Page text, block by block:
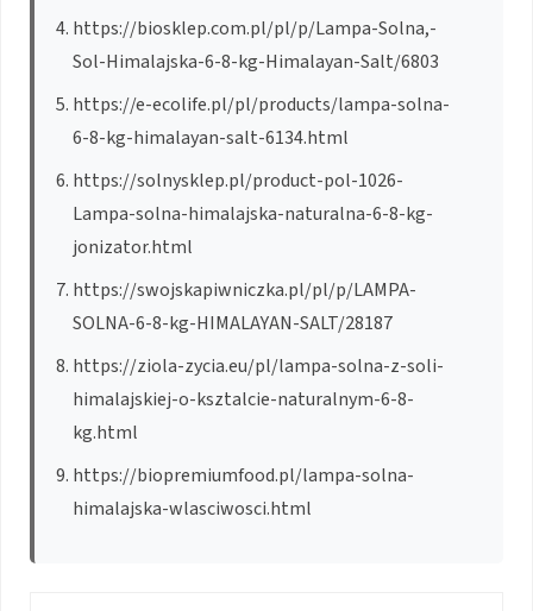
https://biosklep.com.pl/pl/p/Lampa-Solna,-
Sol-Himalajska-6-8-kg-Himalayan-Salt/6803
https://e-ecolife.pl/pl/products/lampa-solna-
6-8-kg-himalayan-salt-6134.html
https://solnysklep.pl/product-pol-1026-
Lampa-solna-himalajska-naturalna-6-8-kg-
jonizator.html
https://swojskapiwniczka.pl/pl/p/LAMPA-
SOLNA-6-8-kg-HIMALAYAN-SALT/28187
https://ziola-zycia.eu/pl/lampa-solna-z-soli-
himalajskiej-o-ksztalcie-naturalnym-6-8-
kg.html
https://biopremiumfood.pl/lampa-solna-
himalajska-wlasciwosci.html